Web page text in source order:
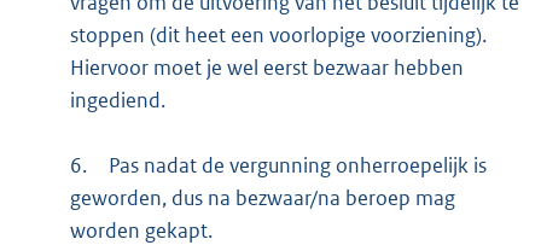
stoppen (dit heet een voorlopige voorziening).
Hiervoor moet je wel eerst bezwaar hebben
ingediend.
6.
Pas nadat de vergunning onherroepelijk is
geworden, dus na bezwaar/na beroep mag
worden gekapt.